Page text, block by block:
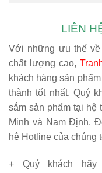
LIÊN
Với những ưu thế
chất lượng cao,
khách hàng sản
thành tốt nhất. Quý
sắm sản phẩm tại hệ
Minh và Nam Định.
hệ Hotline của chúng
+ Quý khách